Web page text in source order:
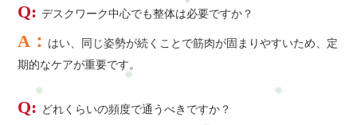
Q:デスクワーク中心でも整体は必要ですか？
A： はい、同じ姿勢が続くことで筋肉が固まりやすいため、定
期的なケアが重要です。
Q: どれくらいの頻度で通うべきですか？